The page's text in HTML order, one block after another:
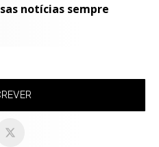
notícias sempre